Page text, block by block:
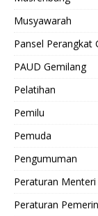
Musyawarah
Pansel Perangkat
PAUD Gemilang
Pelatihan
Pemilu
Pemuda
Pengumuman
Peraturan Menteri
Peraturan